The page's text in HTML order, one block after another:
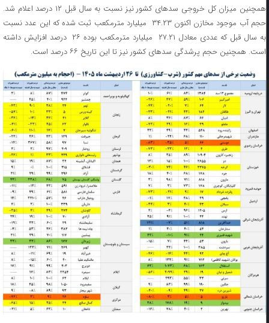
همچنین میزان کل خروجی سدهای کشور نیز نسبت به سال قبل ۱۲ درصد اعلام شد.
حجم آب موجود مخازن اکنون ۳۴.۲۳ میلیارد مترمکعب ثبت شده که این عدد نسبت
به سال قبل که عددی معادل ۲۷.۲۱ میلیارد مترمکعب بوده ۲۶ درصد افزایش داشته
است. همچنین حجم پرشدگی سدهای کشور نیز تا این تاریخ ۶۶ درصد است.